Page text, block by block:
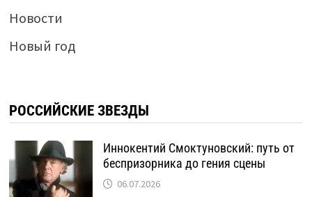
Новости
Новый год
РОССИЙСКИЕ ЗВЕЗДЫ
Иннокентий Смоктуновский: путь от
беспризорника до гения сцены
06.07.2026